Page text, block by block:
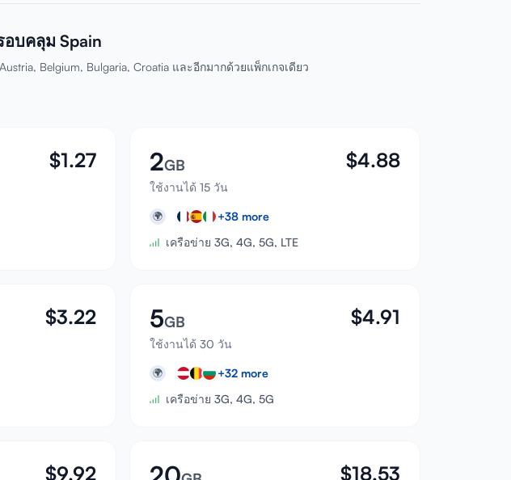
อบคลุม Spain
Belgium, Bulgaria, Croatia และอีกมากด้วยแพ็กเกจเดียว
$1.27 2GB
ใช้งานได้ 15 วัน
$4.88
🌍 +38 more
เครือข่าย 3G, 4G, 5G, LTE
$3.22 5GB
ใช้งานได้ 30 วัน
$4.91
🌍 +32 more
เครือข่าย 3G, 4G, 5G
$9.92 $18.53